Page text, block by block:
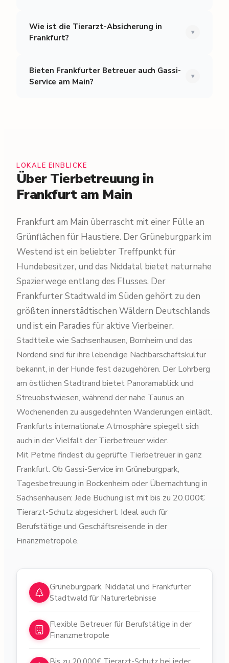
Wie ist die Tierarzt-Absicherung in
Frankfurt?
▾
Bieten Frankfurter Betreuer auch Gassi-
Service am Main?
▾
LOKALE EINBLICKE
Über Tierbetreuung in
Frankfurt am Main
Frankfurt am Main überrascht mit einer Fülle an
Grünflächen für Haustiere. Der Grüneburgpark im
Westend ist ein beliebter Treffpunkt für
Hundebesitzer, und das Niddatal bietet naturnahe
Spazierwege entlang des Flusses. Der
Frankfurter Stadtwald im Süden gehört zu den
größten innerstädtischen Wäldern Deutschlands
und ist ein Paradies für aktive Vierbeiner.
Stadtteile wie Sachsenhausen, Bornheim und das
Nordend sind für ihre lebendige Nachbarschaftskultur
bekannt, in der Hunde fest dazugehören. Der Lohrberg
am östlichen Stadtrand bietet Panoramablick und
Streuobstwiesen, während der nahe Taunus an
Wochenenden zu ausgedehnten Wanderungen einlädt.
Frankfurts internationale Atmosphäre spiegelt sich
auch in der Vielfalt der Tierbetreuer wider.
Mit Petme findest du geprüfte Tierbetreuer in ganz
Frankfurt. Ob Gassi-Service im Grüneburgpark,
Tagesbetreuung in Bockenheim oder Übernachtung in
Sachsenhausen: Jede Buchung ist mit bis zu 20.000€
Tierarzt-Schutz abgesichert. Ideal auch für
Berufstätige und Geschäftsreisende in der
Finanzmetropole.
Warum Tiersitter in Frankfurt am Main
Grüneburgpark, Niddatal und Frankfurter
Stadtwald für Naturerlebnisse
Flexible Betreuer für Berufstätige in der
Finanzmetropole